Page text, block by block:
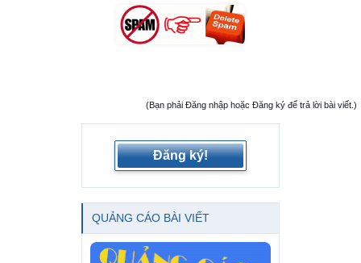
(Bạn phải Đăng nhập hoặc Đăng ký để trả lời bài viết.)
Đăng ký!
QUẢNG CÁO BÀI VIẾT